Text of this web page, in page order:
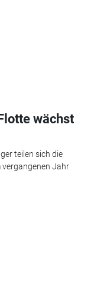
wächst
teilen sich die
vergangenen Jahr